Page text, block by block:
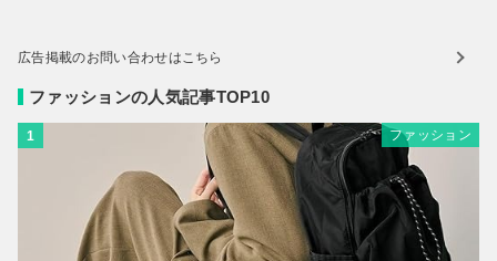
広告掲載のお問い合わせはこちら
ファッションの人気記事TOP10
1 ファッション